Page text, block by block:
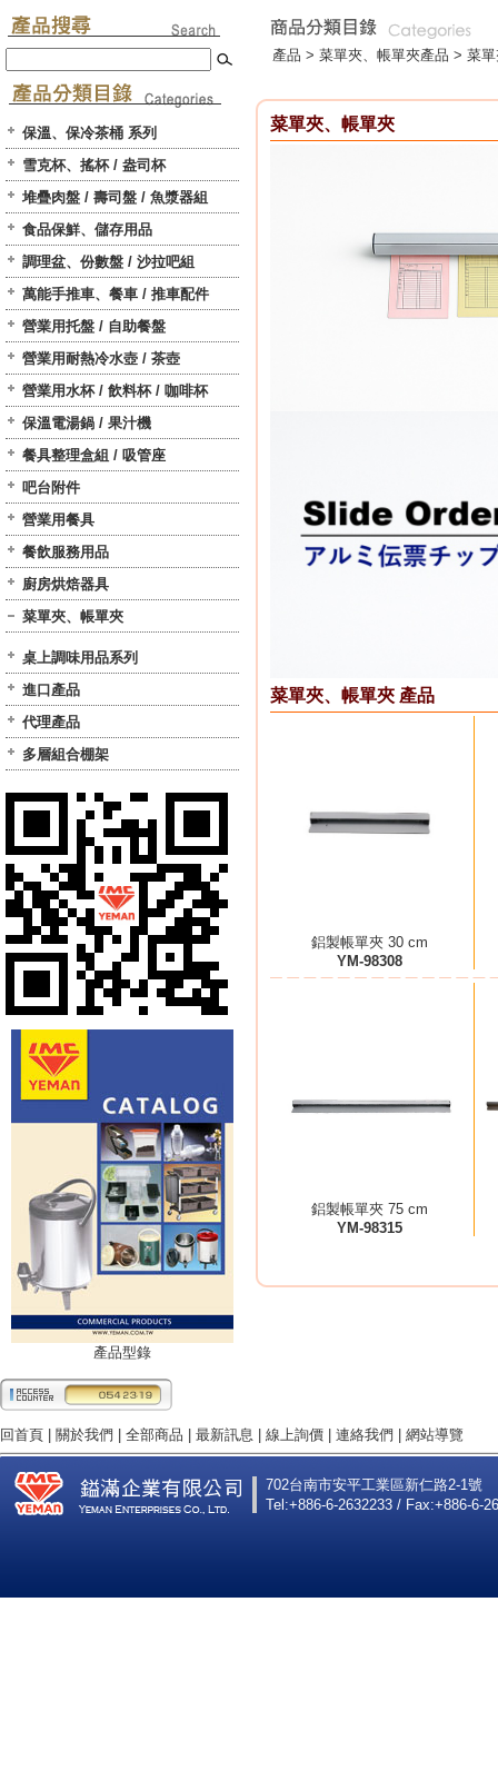
保溫、保冷茶桶 系列
雪克杯、搖杯 / 盎司杯
堆疊肉盤 / 壽司盤 / 魚漿器組
食品保鮮、儲存用品
調理盆、份數盤 / 沙拉吧組
萬能手推車、餐車 / 推車配件
營業用托盤 / 自助餐盤
營業用耐熱冷水壺 / 茶壺
營業用水杯 / 飲料杯 / 咖啡杯
保溫電湯鍋 / 果汁機
餐具整理盒組 / 吸管座
吧台附件
營業用餐具
餐飲服務用品
廚房烘焙器具
菜單夾、帳單夾
桌上調味用品系列
進口產品
代理產品
多層組合棚架
產品型錄
產品 > 菜單夾、帳單夾產品 > 菜
菜單夾、帳單夾
菜單夾、帳單夾 產品
鋁製帳單夾 30 cm
YM-98308
鋁製帳單夾 75 cm
YM-98315
回首頁 | 關於我們 | 全部商品 | 最新訊息 | 線上詢價 | 連絡我們 | 網站導覽
702台南市安平工業區新仁路2-1號
Tel:+886-6-2632233 / Fax:+886-6-